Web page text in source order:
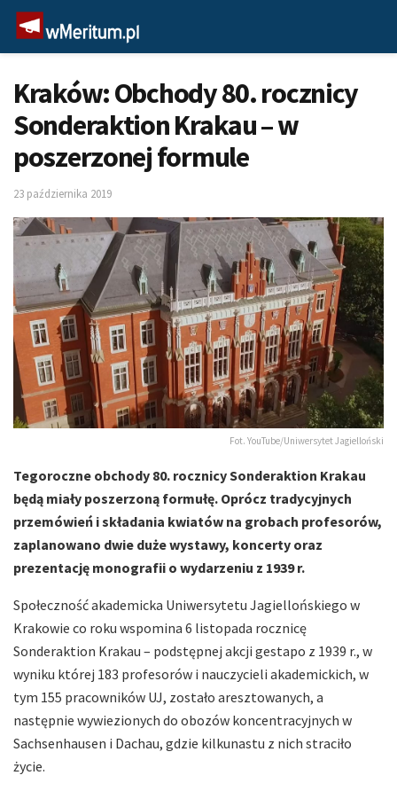
Kraków: Obchody 80. rocznicy
Sonderaktion Krakau – w
poszerzonej formule
23 października 2019
Fot. YouTube/Uniwersytet Jagielloński
Tegoroczne obchody 80. rocznicy Sonderaktion Krakau
będą miały poszerzoną formułę. Oprócz tradycyjnych
przemówień i składania kwiatów na grobach profesorów,
zaplanowano dwie duże wystawy, koncerty oraz
prezentację monografii o wydarzeniu z 1939 r.
Społeczność akademicka Uniwersytetu Jagiellońskiego w
Krakowie co roku wspomina 6 listopada rocznicę
Sonderaktion Krakau – podstępnej akcji gestapo z 1939 r., w
wyniku której 183 profesorów i nauczycieli akademickich, w
tym 155 pracowników UJ, zostało aresztowanych, a
następnie wywiezionych do obozów koncentracyjnych w
Sachsenhausen i Dachau, gdzie kilkunastu z nich straciło
życie.